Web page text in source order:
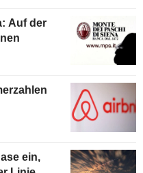
Auf der
ein,